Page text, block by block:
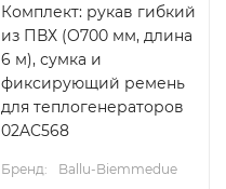
Комплект: рукав гибкий
из ПВХ (O700 мм, длина
6 м), сумка и
фиксирующий ремень
для теплогенераторов
02AC568
Бренд: Ballu-Biemmedue